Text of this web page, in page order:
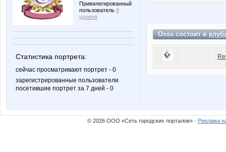
Привилегированный
пользователь 8
уровня
Статистика портрета:
сейчас просматривают портрет - 0
зарегистрированные пользователи
посетившие портрет за 7 дней - 0
Osss состоит в
© 2026 ООО «Сеть городских порталов» · Реклама